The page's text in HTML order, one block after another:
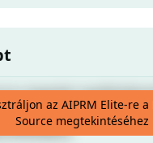
el a legjobb
az AIPRM Elite-re
Source megtekintéséhez